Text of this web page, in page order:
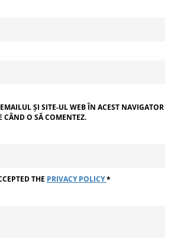
ȘI SITE-UL WEB ÎN ACEST NAVIGATOR
CÂND O SĂ COMENTEZ.
THE PRIVACY POLICY*